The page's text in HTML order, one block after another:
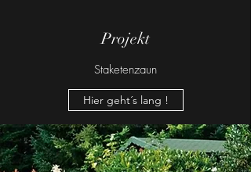
Projekt
Staketenzaun
Hier geht´s lang !